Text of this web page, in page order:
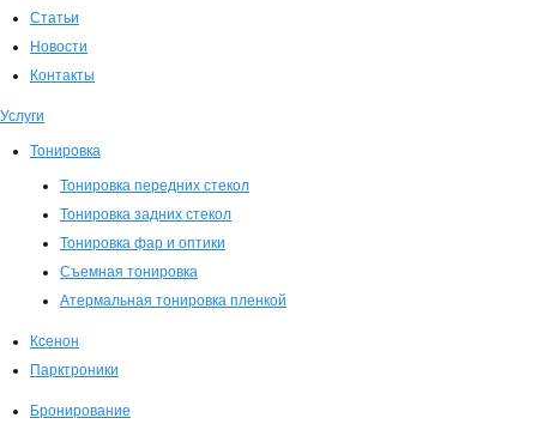
Статьи
Новости
Контакты
Услуги
Тонировка
Тонировка передних стекол
Тонировка задних стекол
Тонировка фар и оптики
Съемная тонировка
Атермальная тонировка пленкой
Ксенон
Парктроники
Бронирование